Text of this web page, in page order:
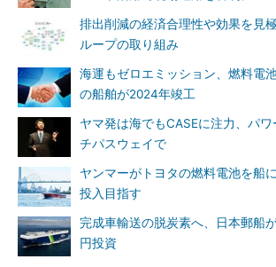
排出削減の経済合理性や効果を見
ループの取り組み
海運もゼロエミッション、燃料電
の船舶が2024年竣工
ヤマ発は海でもCASEに注力、パ
チパスウェイで
ヤンマーがトヨタの燃料電池を船
投入目指す
完成車輸送の脱炭素へ、日本郵船
円投資